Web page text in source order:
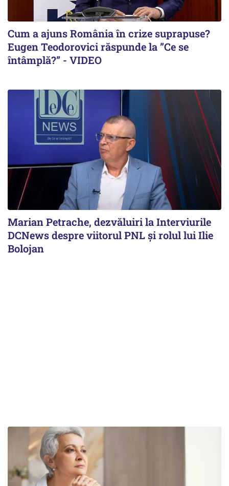
Cum a ajuns România în crize suprapuse?
Eugen Teodorovici răspunde la ”Ce se
întâmplă?” - VIDEO
Marian Petrache, dezvăluiri la Interviurile
DCNews despre viitorul PNL și rolul lui Ilie
Bolojan